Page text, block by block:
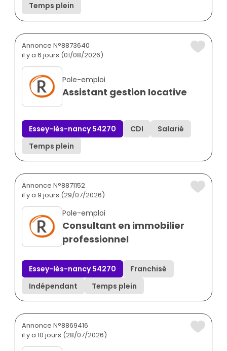
Temps plein
Annonce N°8873640
il y a 6 jours (01/08/2026)
Pole-emploi
Assistant gestion locative
Essey-lès-nancy 54270 CDI
Salarié
Temps plein
Annonce N°8871152
il y a 9 jours (29/07/2026)
Pole-emploi
Consultant en immobilier
professionnel
Essey-lès-nancy 54270
Franchisé
Indépendant
Temps plein
Annonce N°8869416
il y a 10 jours (28/07/2026)